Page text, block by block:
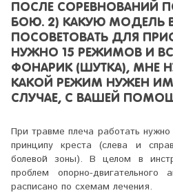
ПОСЛЕ СОРЕВНОВАНИЙ
БОЮ. 2) КАКУЮ МОДЕЛЬ
ПОСОВЕТОВАТЬ ДЛЯ
НУЖНО 15 РЕЖИМОВ И
ФОНАРИК (ШУТКА), МНЕ
КАКОЙ РЕЖИМ НУЖЕН
СЛУЧАЕ, С ВАШЕЙ
При травме плеча работать
принципу креста (слева и
болевой зоны). В целом в
проблем опорно-двигательного
расписано по схемам лечения.